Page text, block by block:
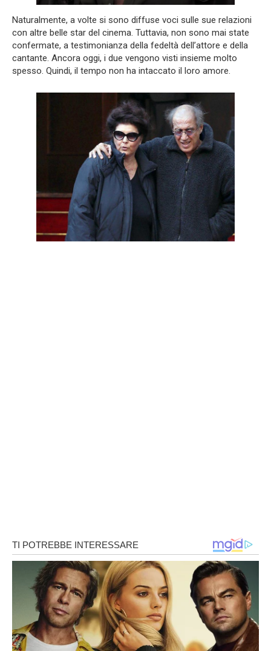
Naturalmente, a volte si sono diffuse voci sulle sue relazioni
con altre belle star del cinema. Tuttavia, non sono mai state
confermate, a testimonianza della fedeltà dell’attore e della
cantante. Ancora oggi, i due vengono visti insieme molto
spesso. Quindi, il tempo non ha intaccato il loro amore.